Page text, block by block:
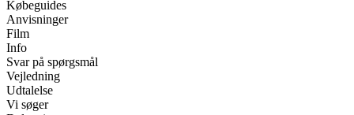
Købeguides
Anvisninger
Film
Info
Svar på spørgsmål
Vejledning
Udtalelse
Vi søger